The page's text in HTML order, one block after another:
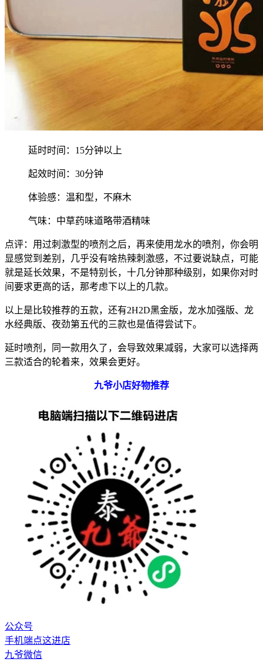
延时时间：15分钟以上
起效时间：30分钟
体验感：温和型，不麻木
气味：中草药味道略带酒精味
点评：用过刺激型的喷剂之后，再来使用龙水的喷剂，你会明
显感觉到差别，几乎没有啥热辣刺激感，不过要说缺点，可能
就是延长效果，不是特别长，十几分钟那种级别，如果你对时
间要求更高的话，那考虑下以上的几款。
以上是比较推荐的五款，还有2H2D黑金版，龙水加强版、龙
水经典版、夜劲第五代的三款也是值得尝试下。
延时喷剂，同一款用久了，会导致效果减弱，大家可以选择两
三款适合的轮着来，效果会更好。
九爷小店好物推荐
公众号
手机端点这进店
九爷微信